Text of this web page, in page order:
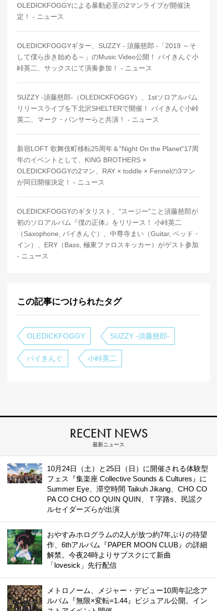
OLEDICKFOGGYによる暴動必至の2マンライブが開催決
定！ - ニュース
OLEDICKFOGGYギター、SUZZY - 須藤慈郎 -「2019 ～そ
して僕ら歩き始める～」のMusic Video公開！ バイきんぐ小
峠英二、サックスにて演奏参加！ - ニュース
SUZZY -須藤慈郎-（OLEDICKFOGGY）、1stソロアルバム
リリースライブを下北沢SHELTERで開催！ バイきんぐ小峠
英二、マーク・パンサーらと共演！ - ニュース
新宿LOFT 歌舞伎町移転25周年＆"Night On the Planet"17周
年のイベントとして、KING BROTHERS ×
OLEDICKFOGGYの2マン、RAY × toddle × Fennelの3マン
が同日開催決定！ - ニュース
OLEDICKFOGGYのギタリスト、"スージー"こと須藤慈郎が
初のソロアルバム『僕の正体』をリリース！ 小峠英二
（Saxophone, バイきんぐ）、中尊寺まい（Guitar, ベッド・
イン）、ERY（Bass, 極東ファロスキッカー）がゲスト参加
- ニュース
この記事につけられたタグ
OLEDICKFOGGY SUZZY -須藤慈郎-
バイきんぐ 小峠英二
RECENT NEWS
最新ニュース
10月24日（土）と25日（日）に開催される体験型
フェス『集楽座 Collective Sounds & Cultures』に
Summer Eye、滞空時間 Taikuh Jikang、CHO CO
PA CO CHO CO QUIN QUIN、Ｔ字路s、民謡ク
ルセイダーズらが出演
おやすみホログラムの2人が放つ約7年ぶりの待望
作、6thアルバム『PAPER MOON CLUB』の詳細
解禁。今夜24時よりサブスクにて新曲
「lovesick」先行配信
メトロノーム、メジャー・デビュー10周年記念ア
ルバム『無限×変転=1.44』ビジュアル公開。イン